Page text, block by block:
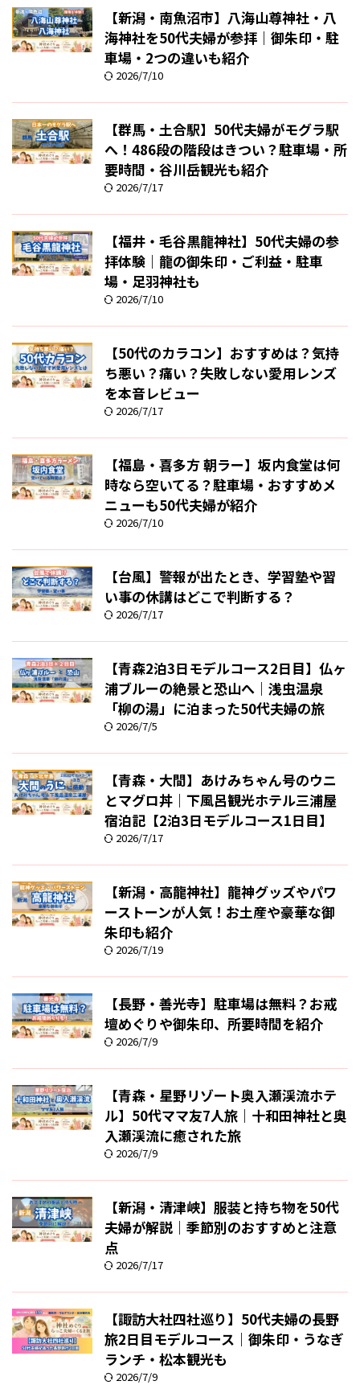
【新潟・南魚沼市】八海山尊神社・八
海神社を50代夫婦が参拝｜御朱印・駐
車場・2つの違いも紹介
2026/7/10
【群馬・土合駅】50代夫婦がモグラ駅
へ！486段の階段はきつい？駐車場・所
要時間・谷川岳観光も紹介
2026/7/17
【福井・毛谷黒龍神社】50代夫婦の参
拝体験｜龍の御朱印・ご利益・駐車
場・足羽神社も
2026/7/10
【50代のカラコン】おすすめは？気持
ち悪い？痛い？失敗しない愛用レンズ
を本音レビュー
2026/7/17
【福島・喜多方 朝ラー】坂内食堂は何
時なら空いてる？駐車場・おすすめメ
ニューも50代夫婦が紹介
2026/7/10
【台風】警報が出たとき、学習塾や習
い事の休講はどこで判断する？
2026/7/17
【青森2泊3日モデルコース2日目】仏ヶ
浦ブルーの絶景と恐山へ｜浅虫温泉
「柳の湯」に泊まった50代夫婦の旅
2026/7/5
【青森・大間】あけみちゃん号のウニ
とマグロ丼｜下風呂観光ホテル三浦屋
宿泊記【2泊3日モデルコース1日目】
2026/7/17
【新潟・高龍神社】龍神グッズやパワ
ーストーンが人気！お土産や豪華な御
朱印も紹介
2026/7/19
【長野・善光寺】駐車場は無料？お戒
壇めぐりや御朱印、所要時間を紹介
2026/7/9
【青森・星野リゾート奥入瀬渓流ホテ
ル】50代ママ友7人旅｜十和田神社と奥
入瀬渓流に癒された旅
2026/7/9
【新潟・清津峡】服装と持ち物を50代
夫婦が解説｜季節別のおすすめと注意
点
2026/7/17
【諏訪大社四社巡り】50代夫婦の長野
旅2日目モデルコース｜御朱印・うなぎ
ランチ・松本観光も
2026/7/9